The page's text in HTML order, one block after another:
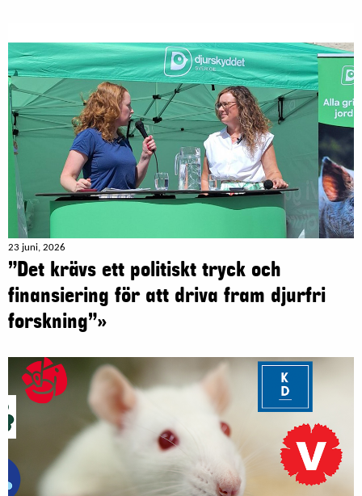
23 juni, 2026
”Det krävs ett politiskt tryck och
finansiering för att driva fram djurfri
forskning”»